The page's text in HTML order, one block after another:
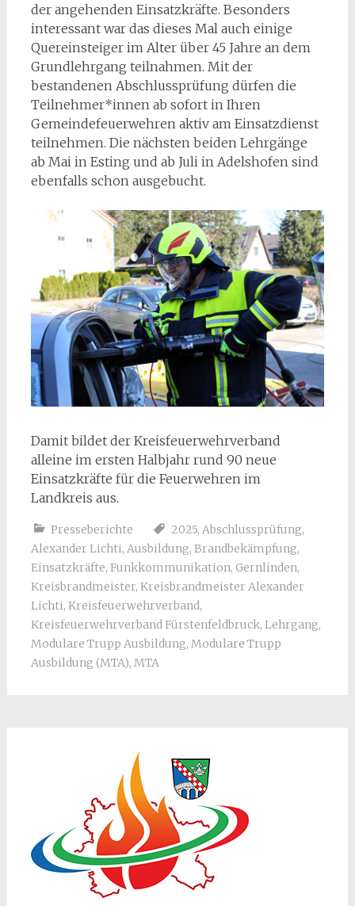
der angehenden Einsatzkräfte. Besonders
interessant war das dieses Mal auch einige
Quereinsteiger im Alter über 45 Jahre an dem
Grundlehrgang teilnahmen. Mit der
bestandenen Abschlussprüfung dürfen die
Teilnehmer*innen ab sofort in Ihren
Gemeindefeuerwehren aktiv am Einsatzdienst
teilnehmen. Die nächsten beiden Lehrgänge
ab Mai in Esting und ab Juli in Adelshofen sind
ebenfalls schon ausgebucht.
Damit bildet der Kreisfeuerwehrverband
alleine im ersten Halbjahr rund 90 neue
Einsatzkräfte für die Feuerwehren im
Landkreis aus.
Presseberichte 2025, Abschlussprüfung,
Alexander Lichti, Ausbildung, Brandbekämpfung,
Einsatzkräfte, Funkkommunikation, Gernlinden,
Kreisbrandmeister, Kreisbrandmeister Alexander
Lichti, Kreisfeuerwehrverband,
Kreisfeuerwehrverband Fürstenfeldbruck, Lehrgang,
Modulare Trupp Ausbildung, Modulare Trupp
Ausbildung (MTA), MTA